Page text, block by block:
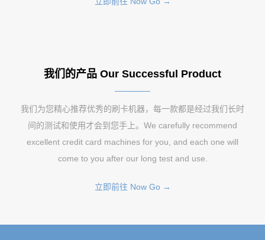
我们的产品 Our Successful Product
我们为您精心推荐优秀的刷卡机器，每一款都是经过我们长时
间的测试和使用才会到您手上。We carefully recommend
excellent credit card machines for you, and each one will
come to you after our long test and use.
立即前往 Now Go →